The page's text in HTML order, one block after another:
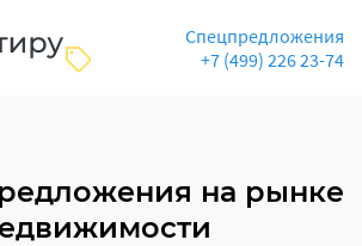
Спецпредложения
+7 (499) 226 23-74
на рынке